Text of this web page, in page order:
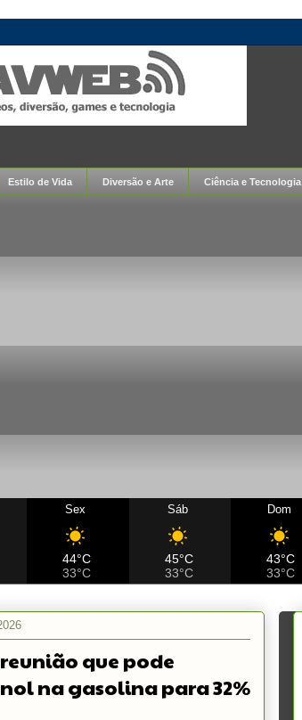
Estilo de Vida Diversão e Arte Ciência e Tecnologia
Sex
44°C
33°C
Sáb
45°C
33°C
Dom
43°C
33°C
que pode
na gasolina para 32%